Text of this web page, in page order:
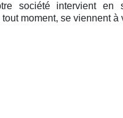
société intervient en
moment, se viennent à